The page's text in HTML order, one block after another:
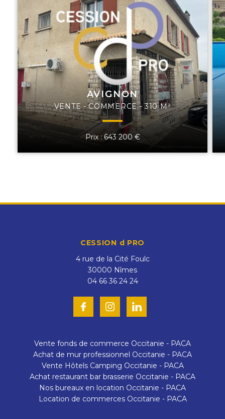
AVIGNON
VENTE - COMMERCE - 310 M²
Prix : 643 200 €
CESSION d PRO
4 rue de la Cité Foulc
30000 Nîmes
04 66 36 24 24
Vente fonds de commerce Occitanie - PACA
Achat de mur professionnel Occitanie - PACA
Vente Hôtels Camping Occitanie - PACA
Achat restaurant bar brasserie Occitanie - PACA
Nos bureaux en location Occitanie - PACA
Location de commerces Occitanie - PACA